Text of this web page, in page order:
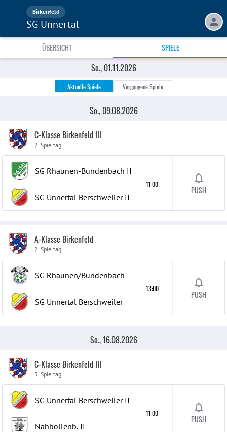
Birkenfeld
SG Unnertal
ÜBERSICHT SPIELE
Aktuelle Spiele Vergangene Spiele
So., 09.08.2026
C-Klasse Birkenfeld III
2. Spieltag
SG Rhaunen-Bundenbach II
SG Unnertal Berschweiler II
11:00
PUSH
A-Klasse Birkenfeld
2. Spieltag
SG Rhaunen/Bundenbach
SG Unnertal Berschweiler
13:00
PUSH
So., 16.08.2026
So., 16.08.2026
C-Klasse Birkenfeld III
3. Spieltag
SG Unnertal Berschweiler II
Nahbollenb. II
11:00
PUSH
So., 23.08.2026
Mi., 26.08.2026
So., 30.08.2026
So., 06.09.2026
So., 20.09.2026
So., 27.09.2026
So., 04.10.2026
So., 11.10.2026
So., 18.10.2026
So., 25.10.2026
So., 01.11.2026